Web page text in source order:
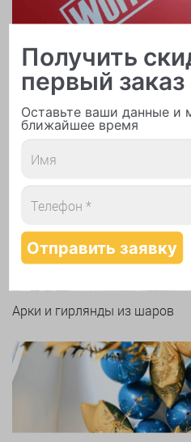
Печать логотипа
Арки и гирлянды из шаров
Получить
первый заказ
Оставьте ваши данные и
ближайшее время